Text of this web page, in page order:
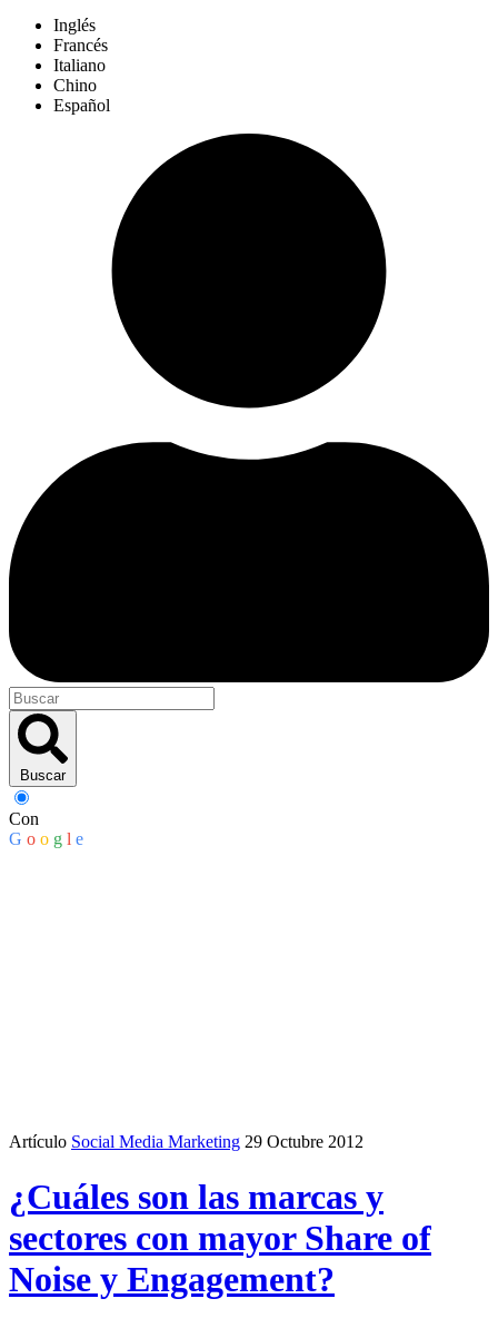
Inglés
Francés
Italiano
Chino
Español
Buscar
Con
G o o g l e
Artículo Social Media Marketing 29 Octubre 2012
¿Cuáles son las marcas y
sectores con mayor Share of
Noise y Engagement?